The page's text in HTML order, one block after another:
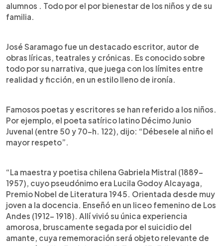
alumnos . Todo por el por bienestar de los niños y de su
familia.
José Saramago fue un destacado escritor, autor de
obras líricas, teatrales y crónicas. Es conocido sobre
todo por su narrativa, que juega con los límites entre
realidad y ficción, en un estilo lleno de ironía.
Famosos poetas y escritores se han referido a los niños.
Por ejemplo, el poeta satírico latino Décimo Junio
Juvenal (entre 50 y 70-h. 122), dijo: “Débesele al niño el
mayor respeto”.
“La maestra y poetisa chilena Gabriela Mistral (1889-
1957), cuyo pseudónimo era Lucila Godoy Alcayaga,
Premio Nobel de Literatura 1945. Orientada desde muy
joven a la docencia. Enseñó en un liceo femenino de Los
Andes (1912- 1918). Allí vivió su única experiencia
amorosa, bruscamente segada por el suicidio del
amante, cuya rememoración será objeto relevante de